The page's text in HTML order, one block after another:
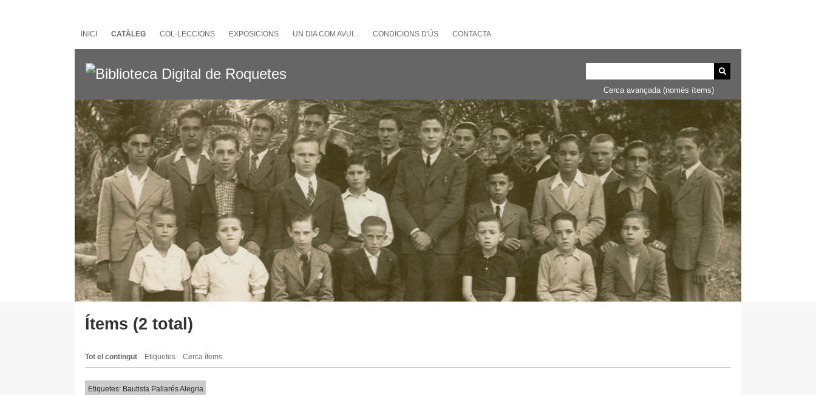
INICI CATÀLEG COL·LECCIONS EXPOSICIONS UN DIA COM AVUI... CONDICIONS D'ÚS CONTACTA
Cerca avançada (només ítems)
Ítems (2 total)
Tot el contingut Etiquetes Cerca ítems.
Etiquetes: Bautista Pallarés Alegria